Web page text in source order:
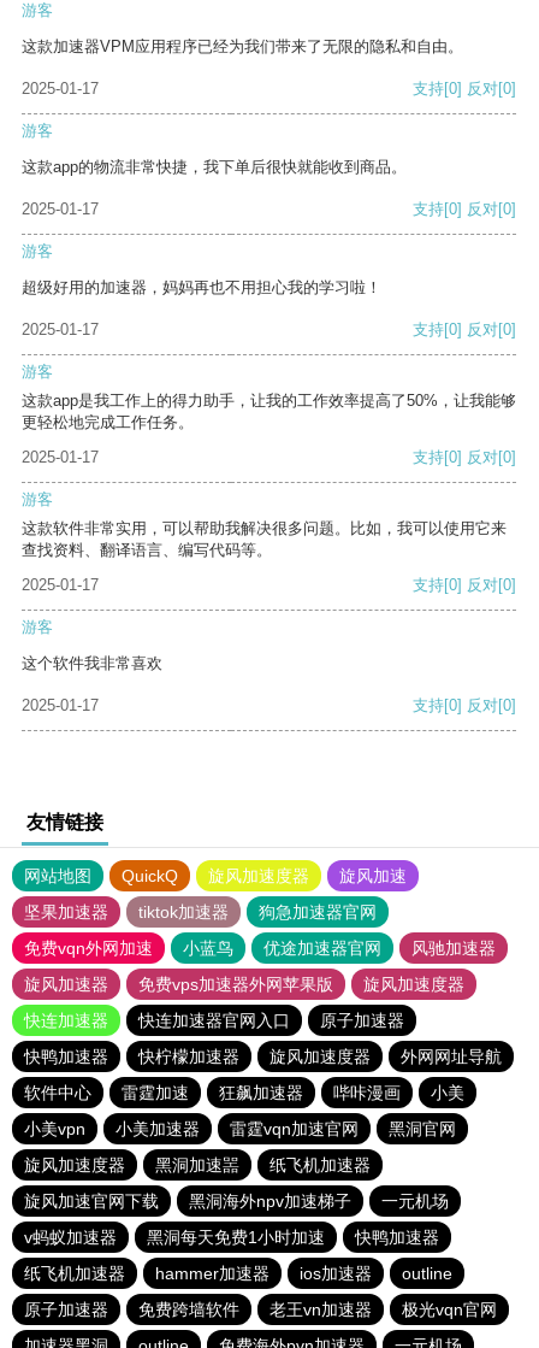
游客
这款加速器VPM应用程序已经为我们带来了无限的隐私和自由。
2025-01-17 支持[0] 反对[0]
游客
这款app的物流非常快捷，我下单后很快就能收到商品。
2025-01-17 支持[0] 反对[0]
游客
超级好用的加速器，妈妈再也不用担心我的学习啦！
2025-01-17 支持[0] 反对[0]
游客
这款app是我工作上的得力助手，让我的工作效率提高了50%，让我能够
更轻松地完成工作任务。
2025-01-17
支持[0] 反对[0]
游客
这款软件非常实用，可以帮助我解决很多问题。比如，我可以使用它来
查找资料、翻译语言、编写代码等。
2025-01-17
支持[0] 反对[0]
游客
这个软件我非常喜欢
2025-01-17 支持[0] 反对[0]
友情链接
网站地图 QuickQ 旋风加速度器
旋风加速
坚果加速器
tiktok加速器
狗急加速器官网
免费vqn外网加速
小蓝鸟 优途加速器官网
风驰加速器
旋风加速器
免费vps加速器外网苹果版
旋风加速度器
快连加速器
快连加速器官网入口
原子加速器
快鸭加速器
快柠檬加速器 旋风加速度器
外网网址导航
软件中心
雷霆加速 狂飙加速器 哔咔漫画
小美
小美vpn
小美加速器 雷霆vqn加速官网
黑洞官网
旋风加速度器
黑洞加速噐
纸飞机加速器
旋风加速官网下载
黑洞海外npv加速梯子
一元机场
v蚂蚁加速器
黑洞每天免费1小时加速
快鸭加速器
纸飞机加速器
hammer加速器 ios加速器
outline
原子加速器
免费跨墙软件 老王vn加速器
极光vqn官网